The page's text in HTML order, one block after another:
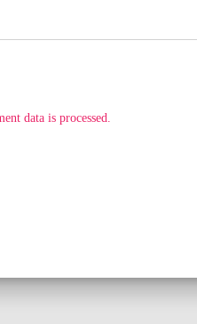
data is processed.